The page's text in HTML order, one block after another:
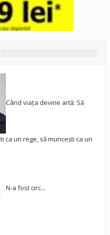
Când viața devine artă: Să
ca un rege, să muncești ca un
N-a fost circ...